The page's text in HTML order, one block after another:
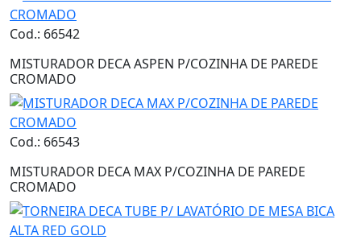
Cod.: 66542
MISTURADOR DECA ASPEN P/COZINHA DE PAREDE
CROMADO
Cod.: 66543
MISTURADOR DECA MAX P/COZINHA DE PAREDE
CROMADO